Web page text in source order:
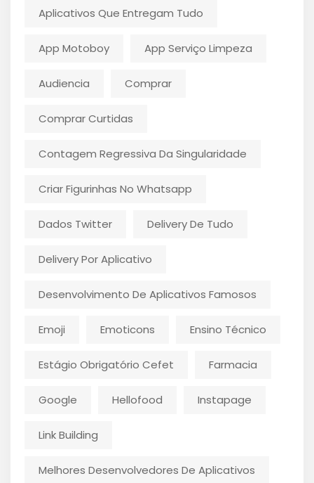
Aplicativos Que Entregam Tudo
App Motoboy App Serviço Limpeza
Audiencia Comprar
Comprar Curtidas
Contagem Regressiva Da Singularidade
Criar Figurinhas No Whatsapp
Dados Twitter Delivery De Tudo
Delivery Por Aplicativo
Desenvolvimento De Aplicativos Famosos
Emoji Emoticons Ensino Técnico
Estágio Obrigatório Cefet Farmacia
Google Hellofood Instapage
Link Building
Melhores Desenvolvedores De Aplicativos